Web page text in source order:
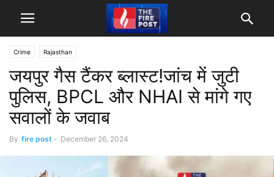
Crime Rajasthan
जयपुर गैस टैंकर ब्लास्ट!जांच में जुटी
पुलिस, BPCL और NHAI से मांगे गए
सवालों के जवाब
By fire post - December 26, 2024